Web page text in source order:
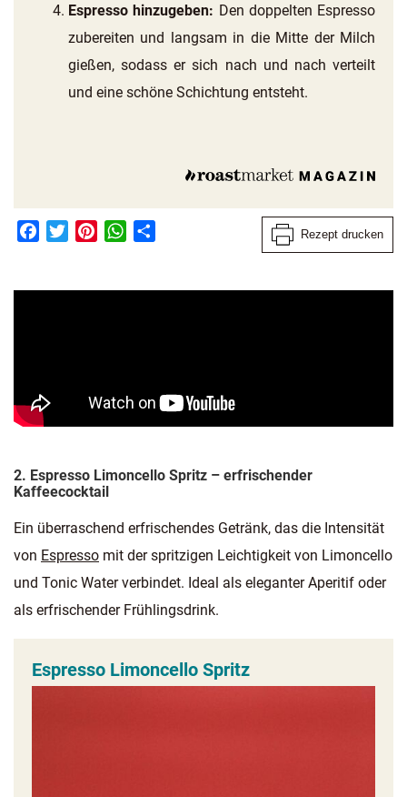
Espresso hinzugeben: Den doppelten Espresso
zubereiten und langsam in die Mitte der Milch
gießen, sodass er sich nach und nach verteilt
und eine schöne Schichtung entsteht.
FacebookTwitterPinterestWhatsApp Rezept drucken
2. Espresso Limoncello Spritz – erfrischender
Kaffeecocktail
Ein überraschend erfrischendes Getränk, das die Intensität
von Espresso mit der spritzigen Leichtigkeit von Limoncello
und Tonic Water verbindet. Ideal als eleganter Aperitif oder
als erfrischender Frühlingsdrink.
Espresso Limoncello Spritz